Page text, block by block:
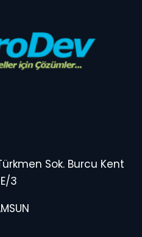
Sok. Burcu Kent
3